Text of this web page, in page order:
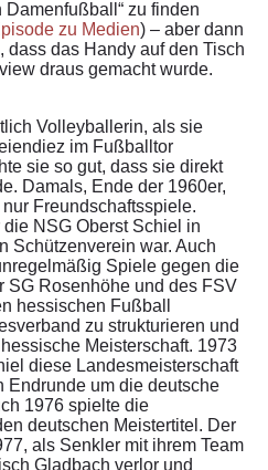
Damenfußball“ zu finden
zu Medien) – aber dann
dass das Handy auf den Tisch
draus gemacht wurde.
Volleyballerin, als sie
im Fußballtor
sie so gut, dass sie direkt
Damals, Ende der 1960er,
Freundschaftsspiele.
NSG Oberst Schiel in
Schützenverein war. Auch
Spiele gegen die
SG Rosenhöhe und des FSV
hessischen Fußball
zu strukturieren und
Meisterschaft. 1973
diese Landesmeisterschaft
Endrunde um die deutsche
1976 spielte die
deutschen Meistertitel. Der
als Senkler mit ihrem Team
Gladbach verlor und